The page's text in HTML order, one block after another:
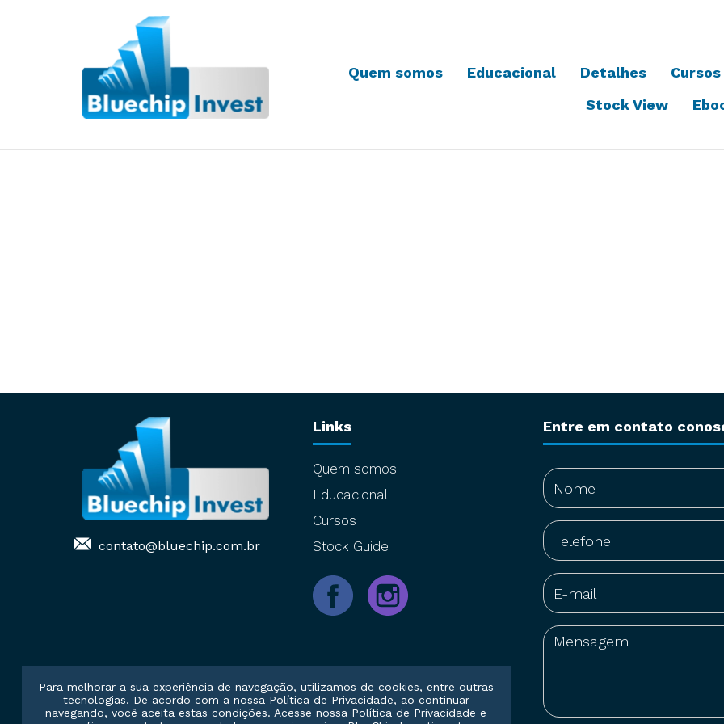
Quem somos Educacional Detalhes
Cursos
Stock View
contato@bluechip.com.br
Links
Quem somos
Educacional
Cursos
Stock Guide
Entre em contato
Para melhorar a sua experiência de navegação, utilizamos de cookies, entre outras
tecnologias. De acordo com a nossa Política de Privacidade, ao continuar
navegando, você aceita estas condições. Acesse nossa Política de Privacidade e